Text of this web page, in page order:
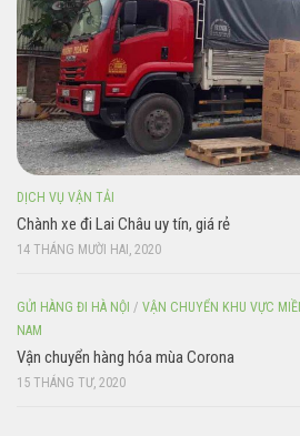
DỊCH VỤ VẬN TẢI
Chành xe đi Lai Châu uy tín, giá rẻ
14 THÁNG MƯỜI HAI, 2020
GỬI HÀNG ĐI HÀ NỘI / VẬN CHUYỂN KHU VỰC
NAM
Vận chuyển hàng hóa mùa Corona
15 THÁNG TƯ, 2020